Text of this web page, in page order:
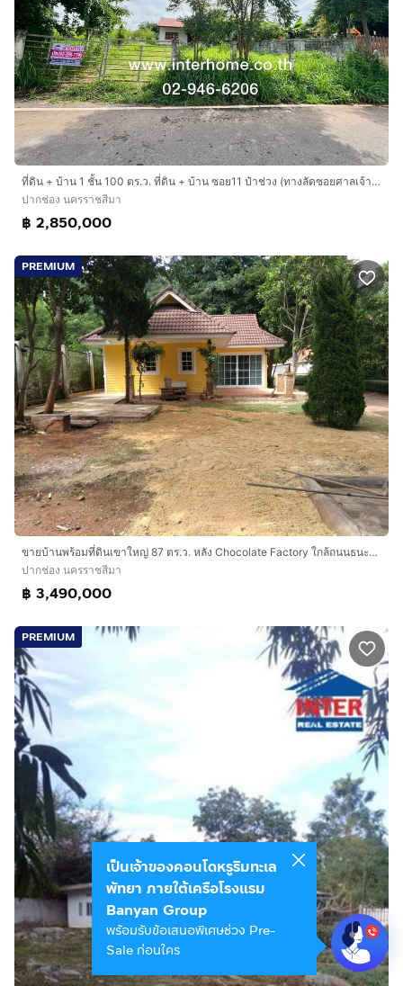
ที่ดิน + บ้าน 1 ชั้น 100 ตร.ว. ที่ดิน + บ้าน ซอย11 ป๋าช่วง (ทางลัดซอยศาลเจ้าพ่อ) ถนนมิตรภาพ ถนนธนะรัชต์ ปากช่อง นครราชสีมา
ปากช่อง นครราชสีมา
฿ 2,850,000
PREMIUM
ขายบ้านพร้อมที่ดินเขาใหญ่ 87 ตร.ว. หลัง Chocolate Factory ใกล้ถนนธนะรัชต์ เดินทางง่าย
ปากช่อง นครราชสีมา
฿ 3,490,000
PREMIUM
เป็นเจ้าของคอนโดหรูริมทะเล
พัทยา ภายใต้เครือโรงแรม
Banyan Group
พร้อมรับข้อเสนอพิเศษช่วง Pre-
Sale ก่อนใคร